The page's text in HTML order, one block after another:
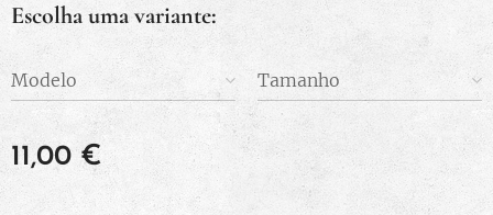
Escolha uma variante:
Modelo Tamanho
11,00 €